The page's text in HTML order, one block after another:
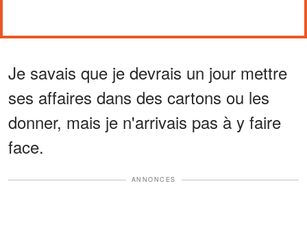
Je savais que je devrais un jour mettre
ses affaires dans des cartons ou les
donner, mais je n'arrivais pas à y faire
face.
ANNONCES